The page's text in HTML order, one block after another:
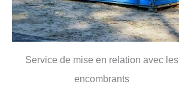
Service de mise en relation avec les
encombrants